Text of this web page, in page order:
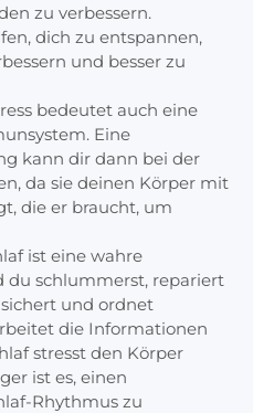
zu verbessern.
dich zu entspannen,
und besser zu
bedeutet auch eine
Eine
kann dir dann bei der
da sie deinen Körper mit
die er braucht, um
ist eine wahre
du schlummerst, repariert
und ordnet
die Informationen
stresst den Körper
ist es, einen
Rhythmus zu